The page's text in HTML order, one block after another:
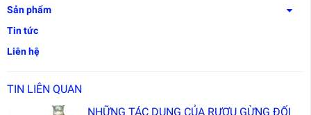
Sản phẩm
Tin tức
Liên hệ
TIN LIÊN QUAN
NHỮNG TÁC DỤNG CỦA RƯỢU GỪNG ĐỐI